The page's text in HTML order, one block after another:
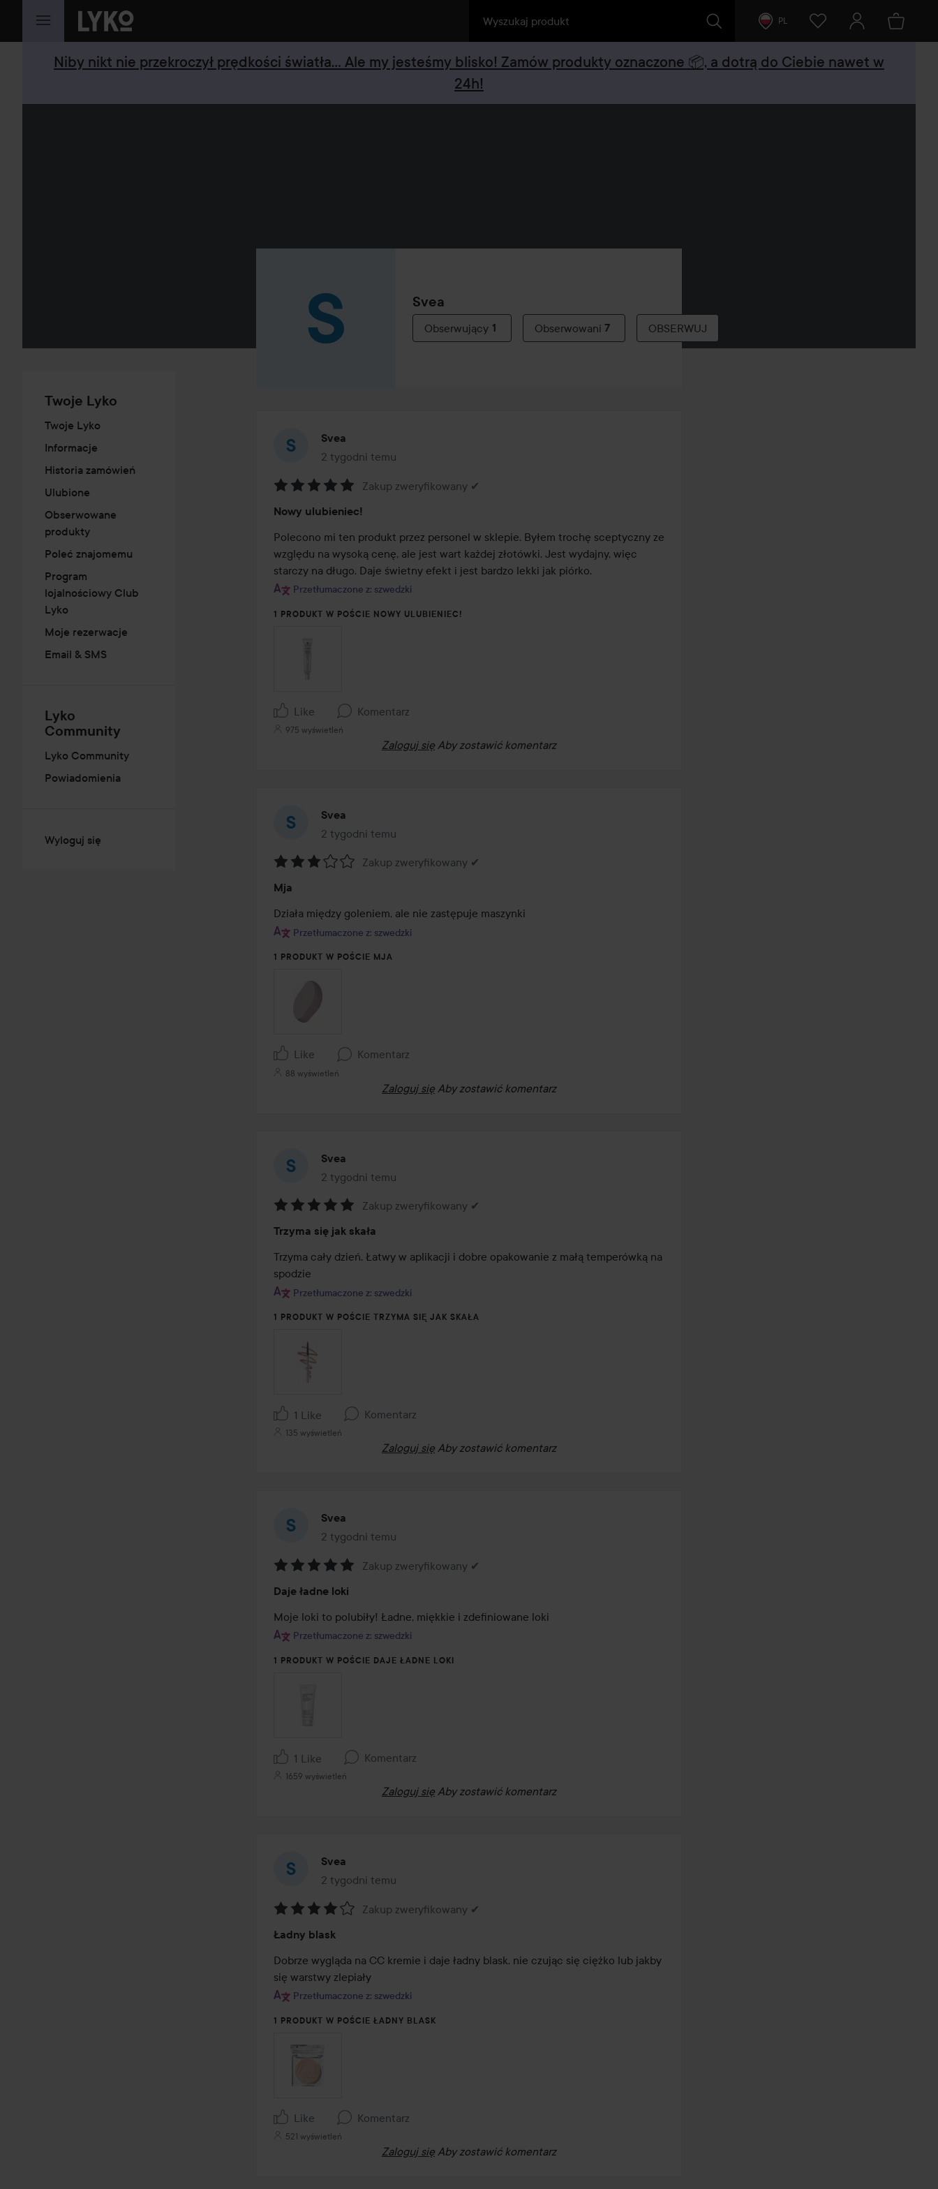
PRZEJDŹ DO TREŚCI PL
Niby nikt nie przekroczył prędkości światła... Ale my jesteśmy blisko! Zamów produkty oznaczone 📦, a dotrą do Ciebie nawet w
24h!
Twoje Lyko
Twoje Lyko
Informacje
Historia zamówień
Ulubione
Obserwowane
produkty
Poleć znajomemu
Program
lojalnościowy Club
Lyko
Moje rezerwacje
Email & SMS
Lyko
Community
Lyko Community
Powiadomienia
Wyloguj się
Svea
Obserwujący 1 Obserwowani 7 OBSERWUJ
Svea
2 tygodni temu
Post został utworzony 2 tygodni temu
5
z
5
Zakup zweryfikowany ✔
Nowy ulubieniec!
Polecono mi ten produkt przez personel w sklepie. Byłem trochę sceptyczny ze
względu na wysoką cenę, ale jest wart każdej złotówki. Jest wydajny, więc
starczy na długo. Daje świetny efekt i jest bardzo lekki jak piórko.
Przetłumaczone z: szwedzki
1 PRODUKT W POŚCIE NOWY ULUBIENIEC!
Like Komentarz
975 wyświetleń
Zaloguj się Aby zostawić komentarz
Svea
2 tygodni temu
Post został utworzony 2 tygodni temu
3
z
5
Zakup zweryfikowany ✔
Mja
Działa między goleniem, ale nie zastępuje maszynki
Przetłumaczone z: szwedzki
1 PRODUKT W POŚCIE MJA
Like Komentarz
88 wyświetleń
Zaloguj się Aby zostawić komentarz
Svea
2 tygodni temu
Post został utworzony 2 tygodni temu
5
z
5
Zakup zweryfikowany ✔
Trzyma się jak skała
Trzyma cały dzień. Łatwy w aplikacji i dobre opakowanie z małą temperówką na
spodzie
Przetłumaczone z: szwedzki
1 PRODUKT W POŚCIE TRZYMA SIĘ JAK SKAŁA
1 Like Komentarz
135 wyświetleń
Zaloguj się Aby zostawić komentarz
Svea
2 tygodni temu
Post został utworzony 2 tygodni temu
5
z
5
Zakup zweryfikowany ✔
Daje ładne loki
Moje loki to polubiły! Ładne, miękkie i zdefiniowane loki
Przetłumaczone z: szwedzki
1 PRODUKT W POŚCIE DAJE ŁADNE LOKI
1 Like Komentarz
1659 wyświetleń
Zaloguj się Aby zostawić komentarz
Svea
2 tygodni temu
Post został utworzony 2 tygodni temu
4
z
5
Zakup zweryfikowany ✔
Ładny blask
Dobrze wygląda na CC kremie i daje ładny blask, nie czując się ciężko lub jakby
się warstwy zlepiały
Przetłumaczone z: szwedzki
1 PRODUKT W POŚCIE ŁADNY BLASK
Like Komentarz
521 wyświetleń
Zaloguj się Aby zostawić komentarz